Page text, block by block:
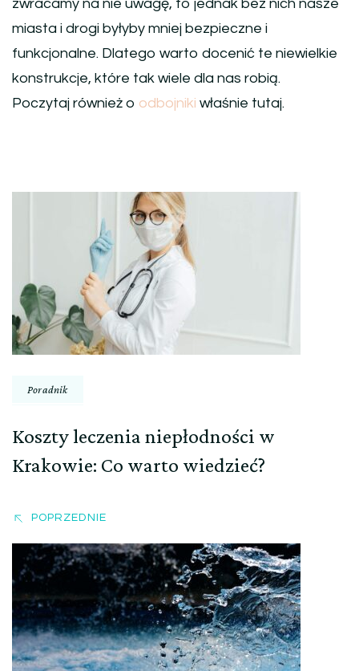
zwracamy na nie uwagę, to jednak bez nich nasze
miasta i drogi byłyby mniej bezpieczne i
funkcjonalne. Dlatego warto docenić te niewielkie
konstrukcje, które tak wiele dla nas robią.
Poczytaj również o odbojniki właśnie tutaj.
Nawigacja
Poradnik
Koszty leczenia niepłodności w
Krakowie: Co warto wiedzieć?
POPRZEDNIE